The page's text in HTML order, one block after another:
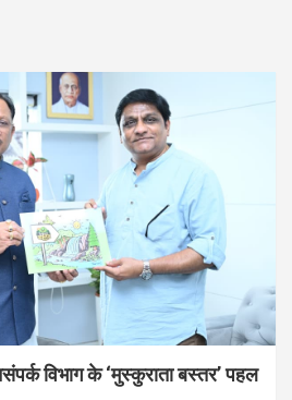
विभाग के ‘मुस्कुराता बस्तर’ पहल